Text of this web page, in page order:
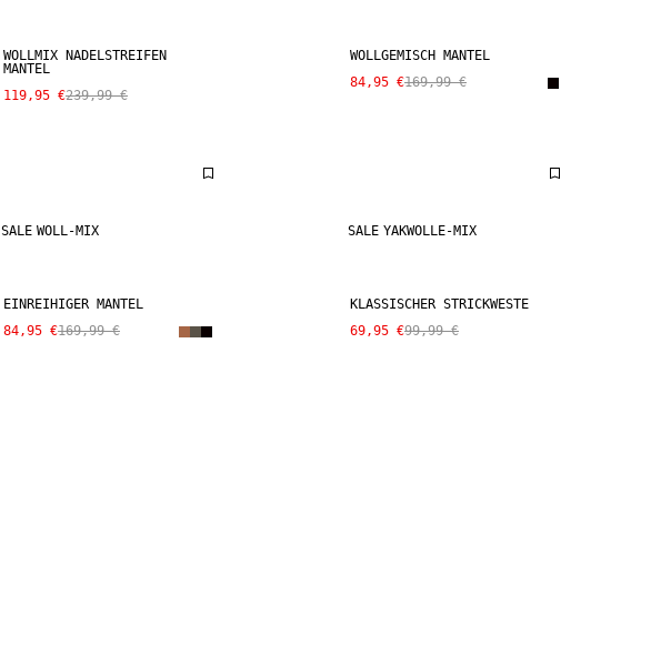
WOLLMIX NADELSTREIFEN
MANTEL
119,95 €239,99 €
WOLLGEMISCH MANTEL
84,95 €169,99 €
SALE WOLL-MIX
EINREIHIGER MANTEL
84,95 €169,99 €
SALE YAKWOLLE-MIX
KLASSISCHER STRICKWESTE
69,95 €99,99 €